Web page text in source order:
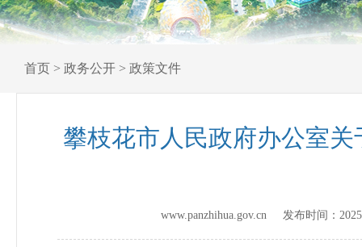
首页 > 政务公开 > 政策文件
攀枝花市人民政府办公室
www.panzhihua.gov.cn 发布时间：